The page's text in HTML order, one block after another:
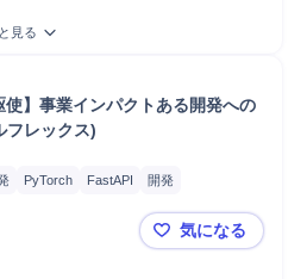
見る
使】事業インパクトある開発への
レックス)
PyTorch FastAPI
開発
機械学習
【最先端AI/
気になる